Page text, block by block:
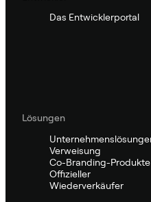
Das Entwicklerportal
Lösungen
Verweisung
Co-Branding-Produkte
Offizieller
Wiederverkäufer